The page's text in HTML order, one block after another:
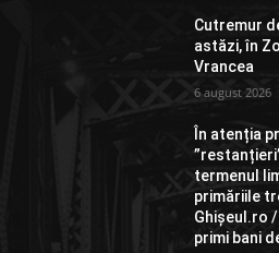
Cutremur
astăzi, în
Vrancea
6 august 2026
În atenția
termenul
primăriile
Ghișeul.ro
primi bani